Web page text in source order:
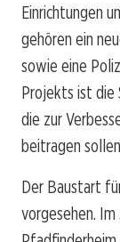
Einrichtungen
gehören ein
sowie eine
Projekts ist die
die zur
beitragen
Der Baustart
vorgesehen.